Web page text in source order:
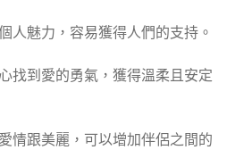
人魅力，容易獲得人們的支持。
找到愛的勇氣，獲得溫柔且安定
情跟美麗，可以增加伴侶之間的